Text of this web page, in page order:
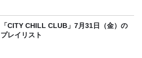
「CITY CHILL CLUB」7月31日（金）の
プレイリスト